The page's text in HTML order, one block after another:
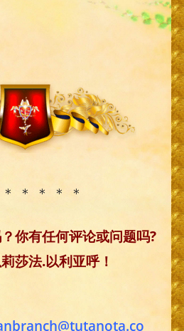
＊ ＊ ＊ ＊
你有任何评论或问题吗?
莎法.以利亚呼！